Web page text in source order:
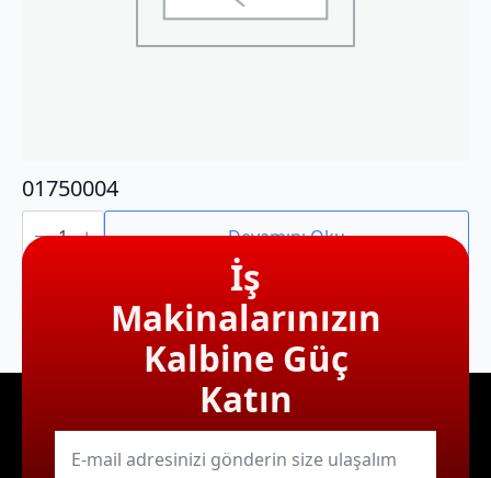
01750004
01750004
adet Devamını Oku
İş
Makinalarınızın
Kalbine Güç
Katın
E-
mail